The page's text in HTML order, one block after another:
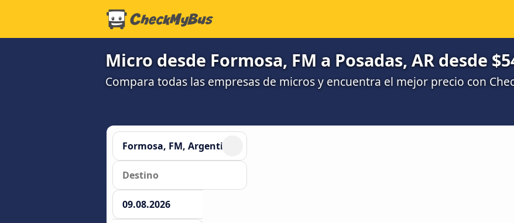
Micro desde Formosa, FM a Posadas, AR desde
Compara todas las empresas de micros y encuentra el mejor precio con